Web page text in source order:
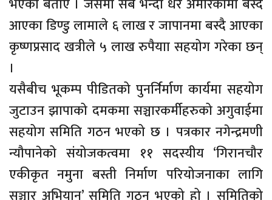
आएका डिण्डु लामाले ६ लाख र जापानमा बस्दै आएका
कृष्णप्रसाद खत्रीले ५ लाख रुपैयाा सहयोग गरेका छन्
।
यसैबीच भूकम्प पीडितको पुनर्निर्माण कार्यमा सहयोग
जुटाउन झापाको दमकमा सञ्चारकर्मीहरुको अगुवाईमा
सहयोग समिति गठन भएको छ । पत्रकार नगेन्द्रमणी
न्यौपानेको संयोजकत्वमा ११ सदस्यीय ‘गिरानचौर
एकीकृत नमुना बस्ती निर्माण परियोजनाका लागि